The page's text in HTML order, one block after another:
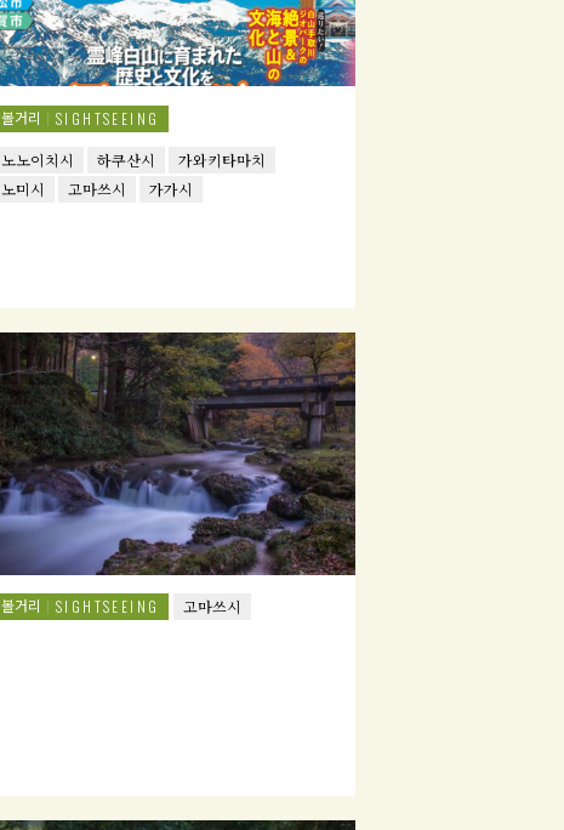
볼거리
SIGHTSEEING
노노이치시
하쿠산시
가와키타마치
노미시
고마쓰시 가가시
볼거리 SIGHTSEEING 고마쓰시